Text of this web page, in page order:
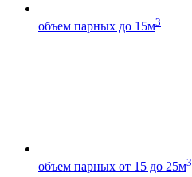
объем парных до 15м3
объем парных от 15 до 25м3